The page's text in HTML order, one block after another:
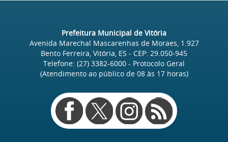
Prefeitura Municipal de Vitória
Avenida Marechal Mascarenhas de Moraes, 1.927
Bento Ferreira, Vitória, ES - CEP: 29.050-945
Telefone: (27) 3382-6000 - Protocolo Geral
(Atendimento ao público de 08às 17horas)